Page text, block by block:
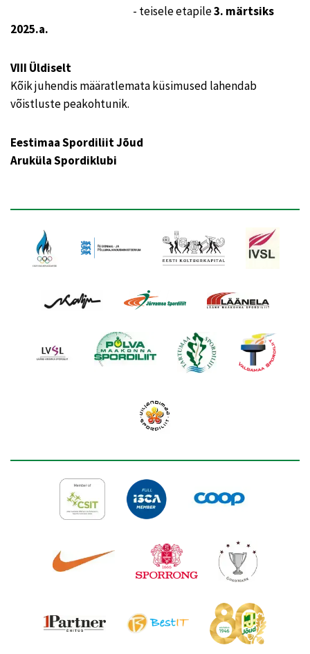
- teisele etapile3. märtsiks
2025.a.
VIII Üldiselt
Kõik juhendis määratlemata küsimused lahendab
võistluste peakohtunik.
Eestimaa Spordiliit Jõud
Aruküla Spordiklubi